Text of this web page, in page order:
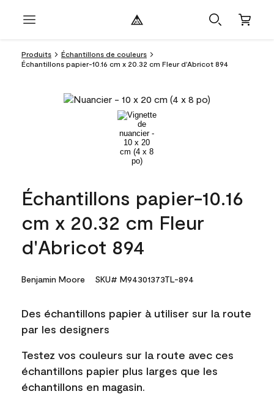
Produits
Échantillons de couleurs
Échantillons papier-10.16 cm x 20.32 cm Fleur d'Abricot 894
Échantillons papier-10.16
cm x 20.32 cm Fleur
d'Abricot 894
Benjamin Moore SKU# M94301373TL-894
Des échantillons papier à utiliser sur la route
par les designers
Testez vos couleurs sur la route avec ces
échantillons papier plus larges que les
échantillons en magasin.